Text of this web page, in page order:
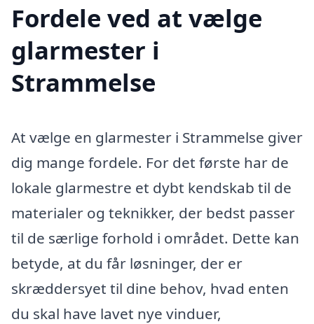
Fordele ved at vælge
glarmester i
Strammelse
At vælge en glarmester i Strammelse giver
dig mange fordele. For det første har de
lokale glarmestre et dybt kendskab til de
materialer og teknikker, der bedst passer
til de særlige forhold i området. Dette kan
betyde, at du får løsninger, der er
skræddersyet til dine behov, hvad enten
du skal have lavet nye vinduer,